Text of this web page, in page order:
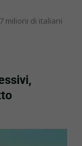
milioni di italiani